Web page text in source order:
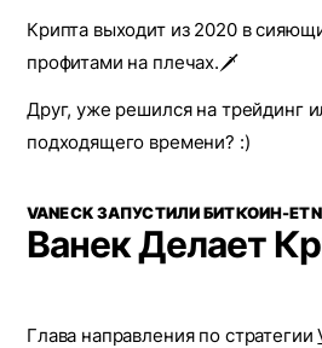
Крипта выходит из 2020 в
профитами на плечах.🗡
Друг, уже решился на трейдинг
подходящего времени? :)
VANECK ЗАПУСТИЛИ БИТКОИН-ETN
Ванек Делает
Глава направления по стратегии